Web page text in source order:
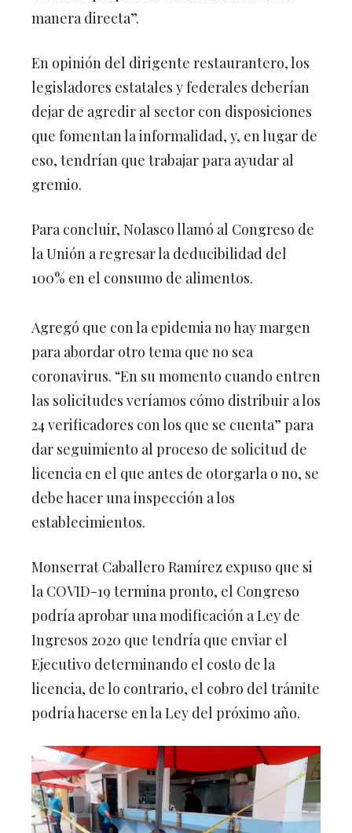
manera directa”.
En opinión del dirigente restaurantero, los
legisladores estatales y federales deberían
dejar de agredir al sector con disposiciones
que fomentan la informalidad, y, en lugar de
eso, tendrían que trabajar para ayudar al
gremio.
Para concluir, Nolasco llamó al Congreso de
la Unión a regresar la deducibilidad del
100% en el consumo de alimentos.
Agregó que con la epidemia no hay margen
para abordar otro tema que no sea
coronavirus. “En su momento cuando entren
las solicitudes veríamos cómo distribuir a los
24 verificadores con los que se cuenta” para
dar seguimiento al proceso de solicitud de
licencia en el que antes de otorgarla o no, se
debe hacer una inspección a los
establecimientos.
Monserrat Caballero Ramírez expuso que si
la COVID-19 termina pronto, el Congreso
podría aprobar una modificación a Ley de
Ingresos 2020 que tendría que enviar el
Ejecutivo determinando el costo de la
licencia, de lo contrario, el cobro del trámite
podría hacerse en la Ley del próximo año.